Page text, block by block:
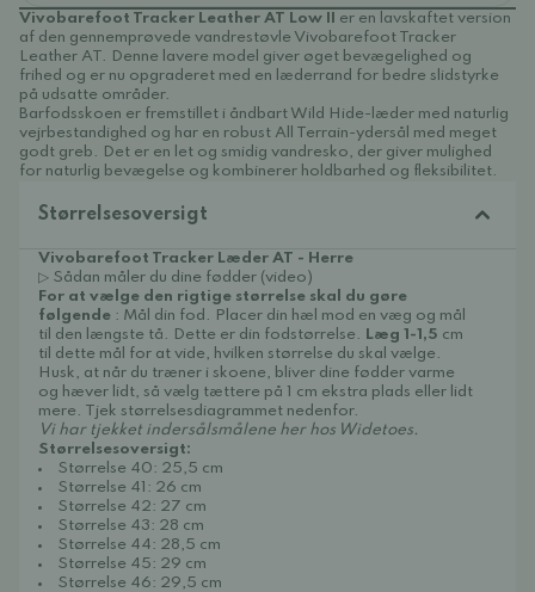
Vivobarefoot Tracker Leather AT Low II
er en lavskaftet version
af den gennemprøvede vandrestøvle Vivobarefoot Tracker
Leather AT. Denne lavere model giver øget bevægelighed og
frihed og er nu opgraderet med en læderrand for bedre slidstyrke
på udsatte områder.
Barfodsskoen er fremstillet i åndbart Wild Hide-læder med naturlig
vejrbestandighed og har en robust All Terrain-ydersål med meget
godt greb. Det er en let og smidig vandresko, der giver mulighed
for naturlig bevægelse og kombinerer holdbarhed og fleksibilitet.
Størrelsesoversigt
Vivobarefoot Tracker Læder AT - Herre
▷ Sådan måler du dine fødder (video)
For at vælge den rigtige størrelse skal du gøre
følgende : Mål din fod. Placer din hæl mod en væg og mål
til den længste tå. Dette er din fodstørrelse.
Læg 1-1,5 cm
til dette mål for at vide, hvilken størrelse du skal vælge.
Husk, at når du træner i skoene, bliver dine fødder varme
og hæver lidt, så vælg tættere på 1 cm ekstra plads eller lidt
mere. Tjek størrelsesdiagrammet nedenfor.
Vi har tjekket indersålsmålene her hos Widetoes.
Størrelsesoversigt:
Størrelse 40: 25,5 cm
Størrelse 41: 26 cm
Størrelse 42: 27 cm
Størrelse 43: 28 cm
Størrelse 44: 28,5 cm
Størrelse 45: 29 cm
Størrelse 46: 29,5 cm